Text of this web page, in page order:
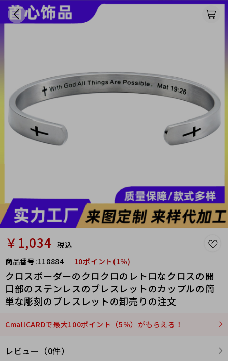
￥1,034 税込
商品番号:118884 10ポイント(1％)
クロスボーダーのクロクロのレトロなクロスの開
口部のステンレスのブレスレットのカップルの簡
単な彫刻のブレスレットの卸売りの注文
CmallCARDで最大100ポイント（5％）がもらえる！
レビュー（0件）